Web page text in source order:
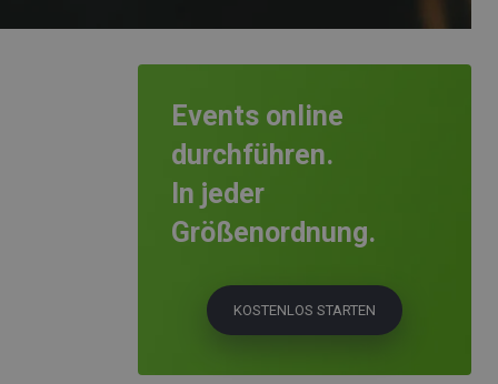
Events online
durchführen.
In jeder
Größenordnung.
KOSTENLOS STARTEN